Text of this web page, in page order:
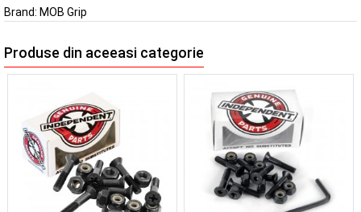
Brand: MOB Grip
Produse din aceeasi categorie